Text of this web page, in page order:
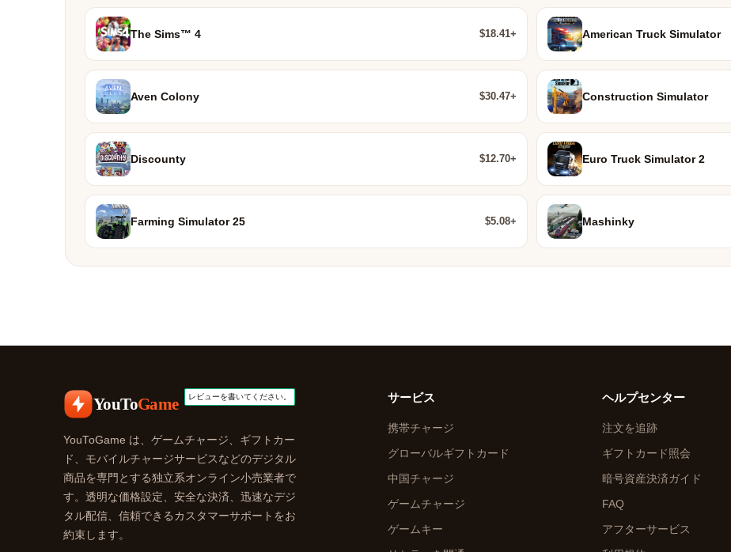
The Sims™ 4 $18.41+ American Truck Simulator
Aven Colony $30.47+ Construction Simulator
Discounty $12.70+ Euro Truck Simulator 2
Farming Simulator 25 $5.08+ Mashinky
YouToGame
YouToGame は、ゲームチャージ、ギフトカー
ド、モバイルチャージサービスなどのデジタル
商品を専門とする独立系オンライン小売業者で
す。透明な価格設定、安全な決済、迅速なデジ
タル配信、信頼できるカスタマーサポートをお
約束します。
サービス
携帯チャージ
グローバルギフトカード
中国チャージ
ゲームチャージ
ゲームキー
ヘルプセンター
注文を追跡
ギフトカード照会
暗号資産決済ガイド
FAQ
アフターサービス